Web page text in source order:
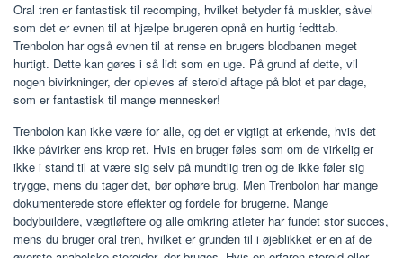
Oral tren er fantastisk til recomping, hvilket betyder få muskler, såvel
som det er evnen til at hjælpe brugeren opnå en hurtig fedttab.
Trenbolon har også evnen til at rense en brugers blodbanen meget
hurtigt. Dette kan gøres i så lidt som en uge. På grund af dette, vil
nogen bivirkninger, der opleves af steroid aftage på blot et par dage,
som er fantastisk til mange mennesker!
Trenbolon kan ikke være for alle, og det er vigtigt at erkende, hvis det
ikke påvirker ens krop ret. Hvis en bruger føles som om de virkelig er
ikke i stand til at være sig selv på mundtlig tren og de ikke føler sig
trygge, mens du tager det, bør ophøre brug. Men Trenbolon har mange
dokumenterede store effekter og fordele for brugerne. Mange
bodybuildere, vægtløftere og alle omkring atleter har fundet stor succes,
mens du bruger oral tren, hvilket er grunden til i øjeblikket er en af ​​de